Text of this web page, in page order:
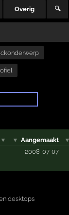
Overig 🔍
▼ ▼ Aangemaakt
2008-07-07
desktops